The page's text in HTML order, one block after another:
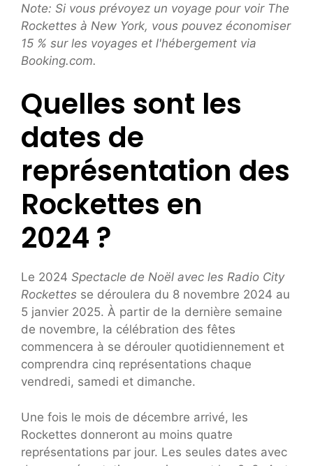
Note: Si vous prévoyez un voyage pour voir The
Rockettes à New York, vous pouvez économiser
15 % sur les voyages et l'hébergement via
Booking.com.
Quelles sont les
dates de
représentation des
Rockettes en
2024 ?
Le 2024 Spectacle de Noël avec les Radio City
Rockettes se déroulera du 8 novembre 2024 au
5 janvier 2025. À partir de la dernière semaine
de novembre, la célébration des fêtes
commencera à se dérouler quotidiennement et
comprendra cinq représentations chaque
vendredi, samedi et dimanche.
Une fois le mois de décembre arrivé, les
Rockettes donneront au moins quatre
représentations par jour. Les seules dates avec